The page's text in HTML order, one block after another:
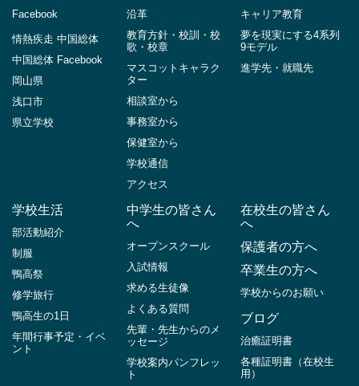
Facebook
情熱疾走 中国総体
中国総体 Facebook
岡山県
浅口市
県立学校
沿革
教育方針・校訓・校
歌・校章
マスコットキャラク
ター
相談室から
事務室から
保健室から
学校通信
アクセス
キャリア教育
夢を現実にする4系列
9モデル
進学先・就職先
学校生活
部活動紹介
制服
鴨高祭
修学旅行
鴨高生の1日
年間行事予定・イベ
ント
中学生の皆さん
へ
オープンスクール
入試情報
求める生徒像
よくある質問
先輩・先生からのメ
ッセージ
学校案内パンフレッ
ト
在校生の皆さん
へ
保護者の方へ
卒業生の方へ
学校からのお願い
ブログ
治癒証明書
各種証明書（在校生
用）